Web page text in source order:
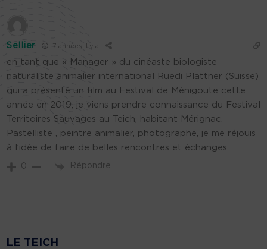
Sellier 7 années il y a
en tant que « Manager » du cinéaste biologiste
naturaliste animalier international Ruedi Plattner (Suisse)
qui a présenté un film au Festival de Ménigoute cette
année en 2019, je viens prendre connaissance du Festival
Territoires Sauvages au Teich, habitant Mérignac.
Pastelliste , peintre animalier, photographe, je me réjouis
à l’idée de faire de belles rencontres et échanges.
0 Répondre
LE TEICH